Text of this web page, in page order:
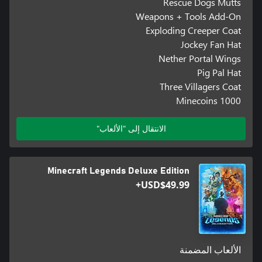
Weapons + Tools Add-On
Exploding Creeper Coat
Jockey Fan Hat
Nether Portal Wings
Pig Pal Hat
Three Villagers Coat
1000 Minecoins
الانتقال إلى "الألعاب"
Minecraft Legends Deluxe Edition
USD$49.99+
الألعاب المضمنة